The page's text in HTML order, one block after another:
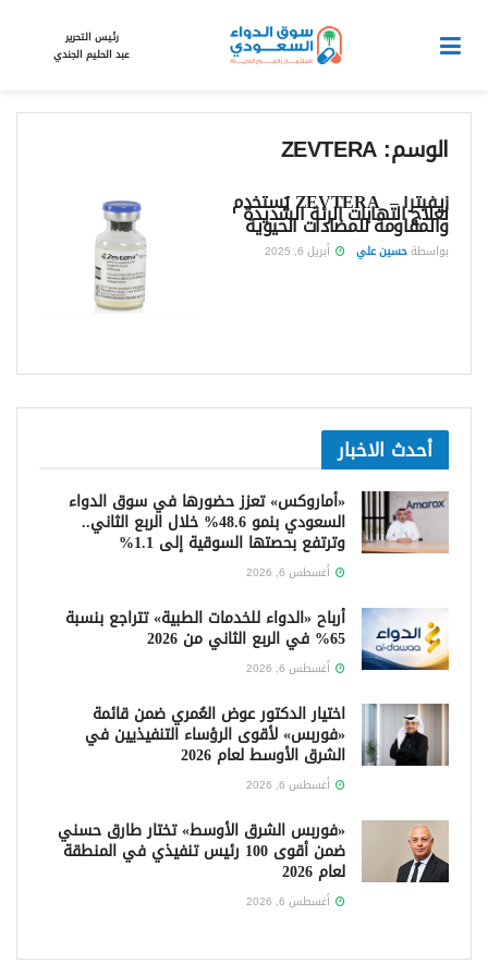
رئيس التحرير
عبد الحليم الجندي
الوسم:ZEVTERA
زيفيترا – ZEVTERA يُستخدم
لعلاج التهابات الرئة الشديدة
والمقاومة للمضادات الحيوية
بواسطةحسين علي أبريل 6, 2025
أحدث الاخبار
«أماروكس» تعزز حضورها في سوق الدواء
السعودي بنمو 48.6% خلال الربع الثاني..
وترتفع بحصتها السوقية إلى 1.1%
أغسطس 6, 2026
أرباح «الدواء للخدمات الطبية» تتراجع بنسبة
65% في الربع الثاني من 2026
أغسطس 6, 2026
اختيار الدكتور عوض العُمري ضمن قائمة
«فوربس» لأقوى الرؤساء التنفيذيين في
الشرق الأوسط لعام 2026
أغسطس 6, 2026
«فوربس الشرق الأوسط» تختار طارق حسني
ضمن أقوى 100 رئيس تنفيذي في المنطقة
لعام 2026
أغسطس 6, 2026